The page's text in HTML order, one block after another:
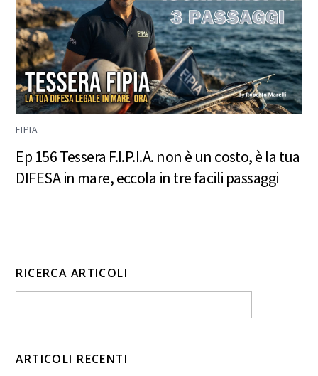
FIPIA
Ep 156 Tessera F.I.P.I.A. non è un costo, è la tua
DIFESA in mare, eccola in tre facili passaggi
RICERCA ARTICOLI
ARTICOLI RECENTI